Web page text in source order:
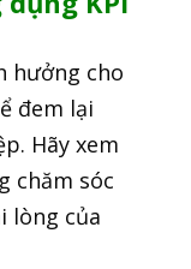
hưởng cho
đem lại
Hãy xem
chăm sóc
lòng của